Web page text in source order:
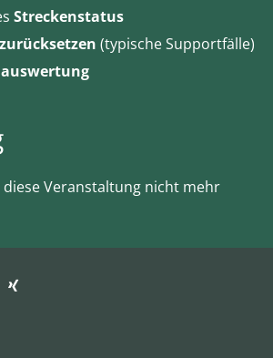
Streckenstatus
(typische Supportfälle)
Veranstaltung nicht mehr